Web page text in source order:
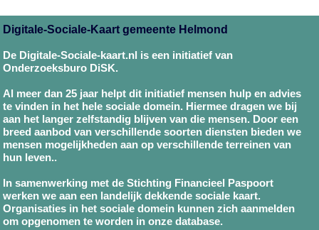
Digitale-Sociale-Kaart gemeente Helmond
De Digitale-Sociale-kaart.nl is een initiatief van
Onderzoeksburo DiSK.
Al meer dan 25 jaar helpt dit initiatief mensen hulp en advies
te vinden in het hele sociale domein. Hiermee dragen we bij
aan het langer zelfstandig blijven van die mensen. Door een
breed aanbod van verschillende soorten diensten bieden we
mensen mogelijkheden aan op verschillende terreinen van
hun leven..
In samenwerking met de Stichting Financieel Paspoort
werken we aan een landelijk dekkende sociale kaart.
Organisaties in het sociale domein kunnen zich aanmelden
om opgenomen te worden in onze database.